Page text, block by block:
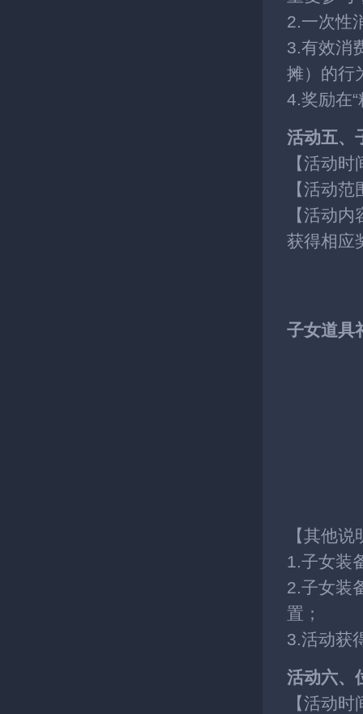
2.一次性
3.有效消
摊）的行
4.奖励在
活动五、
【活动时
【活动
【活动
获得相应
子女道具
【其他说
1.子女装
2.子女装
置；
3.活动获
活动六、
【活动时